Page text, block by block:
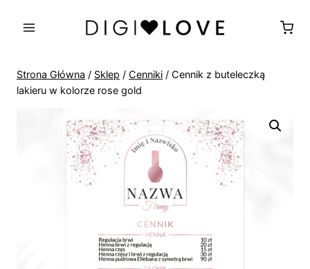
Strona Główna / Sklep / Cenniki / Cennik z buteleczką
lakieru w kolorze rose gold